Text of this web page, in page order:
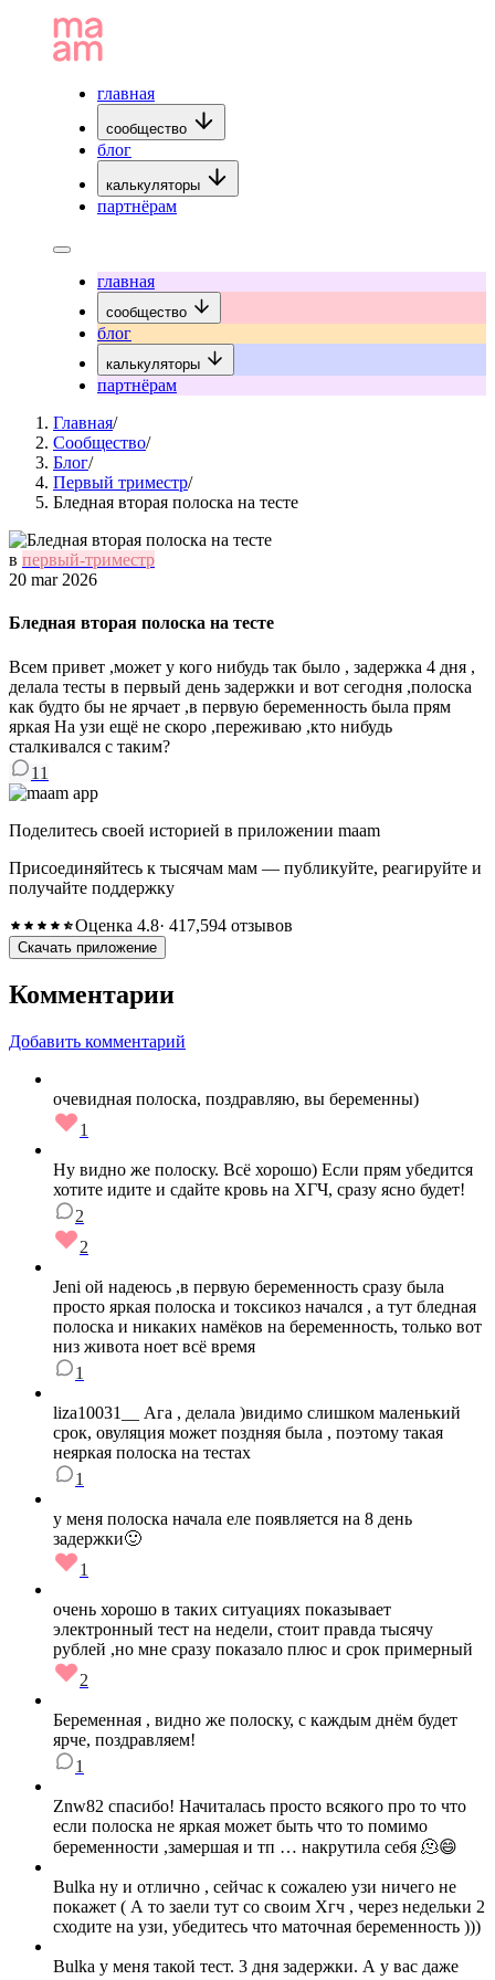
главная
сообщество
блог
калькуляторы
партнёрам
главная
сообщество
блог
калькуляторы
партнёрам
Главная/
Сообщество/
Блог/
Первый триместр/
Бледная вторая полоска на тесте
в первый-триместр
20 mar 2026
Бледная вторая полоска на тесте
Всем привет ,может у кого нибудь так было , задержка 4 дня ,
делала тесты в первый день задержки и вот сегодня ,полоска
как будто бы не ярчает ,в первую беременность была прям
яркая На узи ещё не скоро ,переживаю ,кто нибудь
сталкивался с таким?
11
Поделитесь своей историей в приложении maam
Присоединяйтесь к тысячам мам — публикуйте, реагируйте и
получайте поддержку
Оценка 4.8· 417,594 отзывов
Скачать приложение
Комментарии
Добавить комментарий
очевидная полоска, поздравляю, вы беременны)
1
Ну видно же полоску. Всё хорошо) Если прям убедится
хотите идите и сдайте кровь на ХГЧ, сразу ясно будет!
2
2
Jeni ой надеюсь ,в первую беременность сразу была
просто яркая полоска и токсикоз начался , а тут бледная
полоска и никаких намёков на беременность, только вот
низ живота ноет всё время
1
liza10031__ Ага , делала )видимо слишком маленький
срок, овуляция может поздняя была , поэтому такая
неяркая полоска на тестах
1
у меня полоска начала еле появляется на 8 день
задержки🙂
1
очень хорошо в таких ситуациях показывает
электронный тест на недели, стоит правда тысячу
рублей ,но мне сразу показало плюс и срок примерный
2
Беременная , видно же полоску, с каждым днём будет
ярче, поздравляем!
1
Znw82 спасибо! Начиталась просто всякого про то что
если полоска не яркая может быть что то помимо
беременности ,замершая и тп … накрутила себя 🫠😄
Bulka ну и отлично , сейчас к сожалею узи ничего не
покажет ( А то заели тут со своим Хгч , через недельки 2
сходите на узи, убедитесь что маточная беременность )))
Bulka у меня такой тест. 3 дня задержки. А у вас даже